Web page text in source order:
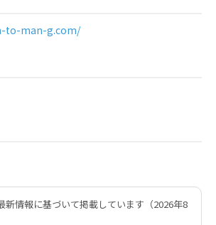
to-man-g.com/
情報に基づいて掲載しています（2026年8